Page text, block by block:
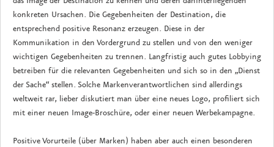
konkreten Ursachen. Die Gegebenheiten der Destination, die
entsprechend positive Resonanz erzeugen. Diese in der
Kommunikation in den Vordergrund zu stellen und von den weniger
wichtigen Gegebenheiten zu trennen. Langfristig auch gutes Lobbying
betreiben für die relevanten Gegebenheiten und sich so in den „Dienst
der Sache“ stellen. Solche Markenverantwortlichen sind allerdings
weltweit rar, lieber diskutiert man über eine neues Logo, profiliert sich
mit einer neuen Image-Broschüre, oder einer neuen Werbekampagne.
Positive Vorurteile (über Marken) haben aber auch einen besonderen